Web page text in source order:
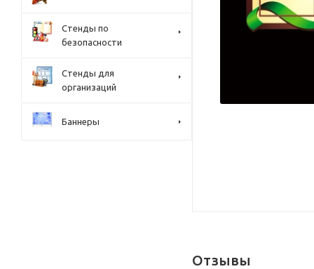
Отзывы
Стенды по
безопасности
Стенды для
организаций
Баннеры